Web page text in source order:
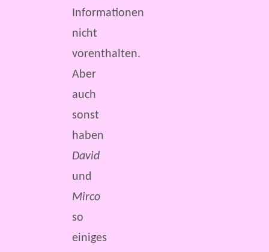
Informationen
nicht
vorenthalten.
Aber
auch
sonst
haben
David
und
Mirco
so
einiges